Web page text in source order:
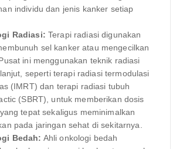
individu dan jenis kanker setiap
Radiasi: Terapi radiasi digunakan
sel kanker atau mengecilkan
ini menggunakan teknik radiasi
seperti terapi radiasi termodulasi
(IMRT) dan terapi radiasi tubuh
(SBRT), untuk memberikan dosis
tepat sekaligus meminimalkan
pada jaringan sehat di sekitarnya.
Bedah: Ahli onkologi bedah